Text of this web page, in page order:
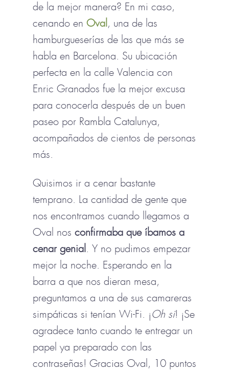
de la mejor manera? En mi caso,
cenando en Oval, una de las
hamburgueserías de las que más se
habla en Barcelona. Su ubicación
perfecta en la calle Valencia con
Enric Granados fue la mejor excusa
para conocerla después de un buen
paseo por Rambla Catalunya,
acompañados de cientos de personas
más.
Quisimos ir a cenar bastante
temprano. La cantidad de gente que
nos encontramos cuando llegamos a
Oval nos confirmaba que íbamos a
cenar genial. Y no pudimos empezar
mejor la noche. Esperando en la
barra a que nos dieran mesa,
preguntamos a una de sus camareras
simpáticas si tenían Wi-Fi. ¡Oh si! ¡Se
agradece tanto cuando te entregar un
papel ya preparado con las
contraseñas! Gracias Oval, 10 puntos